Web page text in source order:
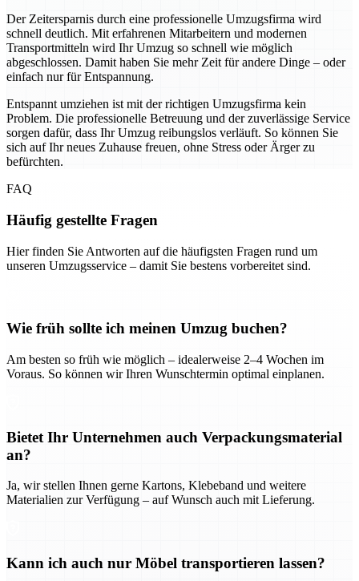
Der Zeitersparnis durch eine professionelle Umzugsfirma wird
schnell deutlich. Mit erfahrenen Mitarbeitern und modernen
Transportmitteln wird Ihr Umzug so schnell wie möglich
abgeschlossen. Damit haben Sie mehr Zeit für andere Dinge – oder
einfach nur für Entspannung.
Entspannt umziehen ist mit der richtigen Umzugsfirma kein
Problem. Die professionelle Betreuung und der zuverlässige Service
sorgen dafür, dass Ihr Umzug reibungslos verläuft. So können Sie
sich auf Ihr neues Zuhause freuen, ohne Stress oder Ärger zu
befürchten.
FAQ
Häufig gestellte Fragen
Hier finden Sie Antworten auf die häufigsten Fragen rund um
unseren Umzugsservice – damit Sie bestens vorbereitet sind.
Wie früh sollte ich meinen Umzug buchen?
Am besten so früh wie möglich – idealerweise 2–4 Wochen im
Voraus. So können wir Ihren Wunschtermin optimal einplanen.
Bietet Ihr Unternehmen auch Verpackungsmaterial
an?
Ja, wir stellen Ihnen gerne Kartons, Klebeband und weitere
Materialien zur Verfügung – auf Wunsch auch mit Lieferung.
Kann ich auch nur Möbel transportieren lassen?